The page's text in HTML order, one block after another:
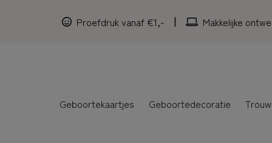
Proefdruk vanaf €1,- Makkelijke
Geboortekaartjes Geboortedecoratie